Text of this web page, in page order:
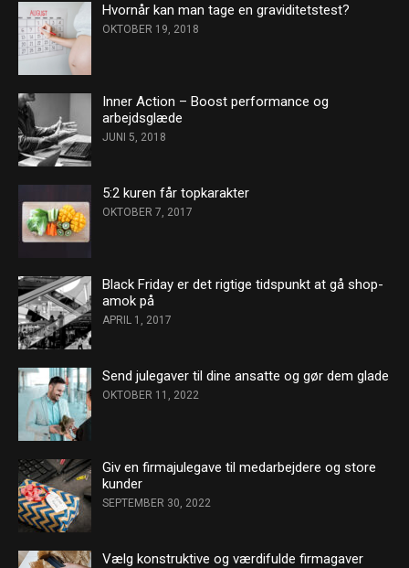
Hvornår kan man tage en graviditetstest?
OKTOBER 19, 2018
Inner Action – Boost performance og
arbejdsglæde
JUNI 5, 2018
5:2 kuren får topkarakter
OKTOBER 7, 2017
Black Friday er det rigtige tidspunkt at gå shop-
amok på
APRIL 1, 2017
Send julegaver til dine ansatte og gør dem glade
OKTOBER 11, 2022
Giv en firmajulegave til medarbejdere og store
kunder
SEPTEMBER 30, 2022
Vælg konstruktive og værdifulde firmagaver